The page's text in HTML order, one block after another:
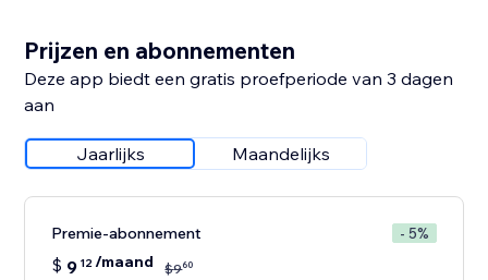
Prijzen en abonnementen
Deze app biedt een gratis proefperiode van 3 dagen
aan
Jaarlijks Maandelijks
Premie-abonnement - 5%
$ 9 12/maand $960